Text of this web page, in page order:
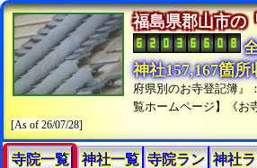
福島県郡山市
神社157,167箇
府県別のお寺登記簿』
覧ホームページ】《お
[As of 26/07/28]
寺院一覧
神社一覧 寺院ラン 神社